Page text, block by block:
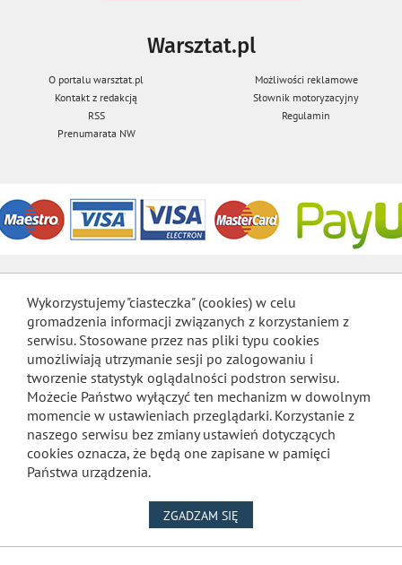
Warsztat.pl
O portalu warsztat.pl
Możliwości reklamowe
Kontakt z redakcją
Słownik motoryzacyjny
RSS
Regulamin
Prenumarata NW
Wykorzystujemy "ciasteczka" (cookies) w celu
gromadzenia informacji związanych z korzystaniem z
serwisu. Stosowane przez nas pliki typu cookies
umożliwiają utrzymanie sesji po zalogowaniu i
tworzenie statystyk oglądalności podstron serwisu.
Możecie Państwo wyłączyć ten mechanizm w dowolnym
momencie w ustawieniach przeglądarki. Korzystanie z
naszego serwisu bez zmiany ustawień dotyczących
cookies oznacza, że będą one zapisane w pamięci
Państwa urządzenia.
ZGADZAM SIĘ